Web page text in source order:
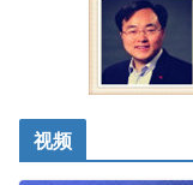
视频